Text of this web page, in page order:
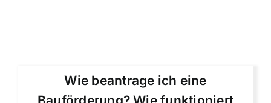
Wie beantrage ich eine